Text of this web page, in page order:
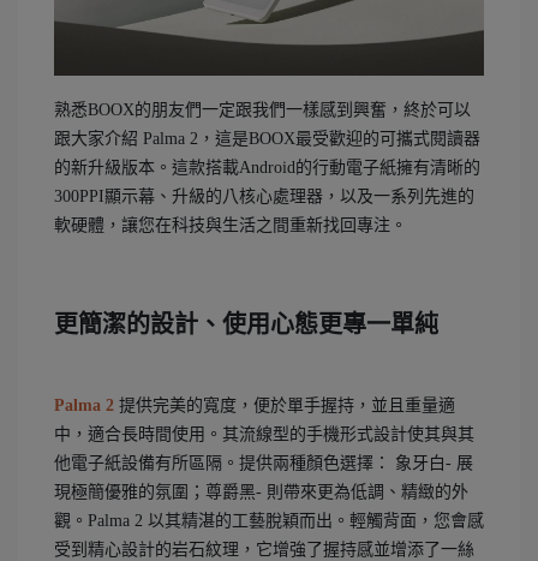
熟悉BOOX的朋友們一定跟我們一樣感到興奮，終於可以
跟大家介紹 Palma 2，這是BOOX最受歡迎的可攜式閱讀器
的新升級版本。這款搭載Android的行動電子紙擁有清晰的
300PPI顯示幕、升級的八核心處理器，以及一系列先進的
軟硬體，讓您在科技與生活之間重新找回專注。
更簡潔的設計、使用心態更專一單純
Palma 2 提供完美的寬度，便於單手握持，並且重量適
中，適合長時間使用。其流線型的手機形式設計使其與其
他電子紙設備有所區隔。提供兩種顏色選擇： 象牙白- 展
現極簡優雅的氛圍；尊爵黑- 則帶來更為低調、精緻的外
觀。Palma 2 以其精湛的工藝脫穎而出。輕觸背面，您會感
受到精心設計的岩石紋理，它增強了握持感並增添了一絲